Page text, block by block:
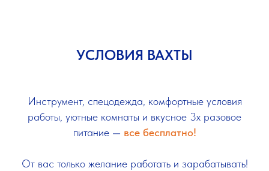
УСЛОВИЯ ВАХТЫ
Инструмент, спецодежда, комфортные условия
работы, уютные комнаты и вкусное 3х разовое
питание — все бесплатно!
От вас только желание работать и зарабатывать!